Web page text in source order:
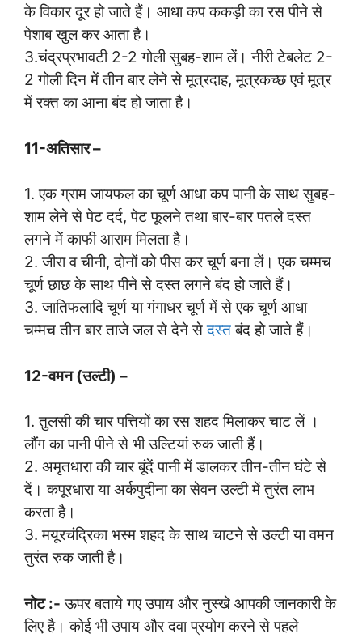
के विकार दूर हो जाते हैं। आधा कप ककड़ी का रस पीने से
पेशाब खुल कर आता है।
3.चंद्रप्रभावटी 2-2 गोली सुबह-शाम लें। नीरी टेबलेट 2-
2 गोली दिन में तीन बार लेने से मूत्रदाह, मूत्रकच्छ एवं मूत्र
में रक्त का आना बंद हो जाता है।
11-अतिसार –
1. एक ग्राम जायफल का चूर्ण आधा कप पानी के साथ सुबह-
शाम लेने से पेट दर्द, पेट फूलने तथा बार-बार पतले दस्त
लगने में काफी आराम मिलता है।
2. जीरा व चीनी, दोनों को पीस कर चूर्ण बना लें। एक चम्मच
चूर्ण छाछ के साथ पीने से दस्त लगने बंद हो जाते हैं।
3. जातिफलादि चूर्ण या गंगाधर चूर्ण में से एक चूर्ण आधा
चम्मच तीन बार ताजे जल से देने सेदस्तबंद हो जाते हैं।
12-वमन (उल्टी) –
1. तुलसी की चार पत्तियों का रस शहद मिलाकर चाट लें ।
लौंग का पानी पीने से भी उल्टियां रुक जाती हैं।
2. अमृतधारा की चार बूंदें पानी में डालकर तीन-तीन घंटे से
दें। कपूरधारा या अर्कपुदीना का सेवन उल्टी में तुरंत लाभ
करता है।
3. मयूरचंद्रिका भस्म शहद के साथ चाटने से उल्टी या वमन
तुरंत रुक जाती है।
नोट:- ऊपर बताये गए उपाय और नुस्खे आपकी जानकारी के
लिए है। कोई भी उपाय और दवा प्रयोग करने से पहले